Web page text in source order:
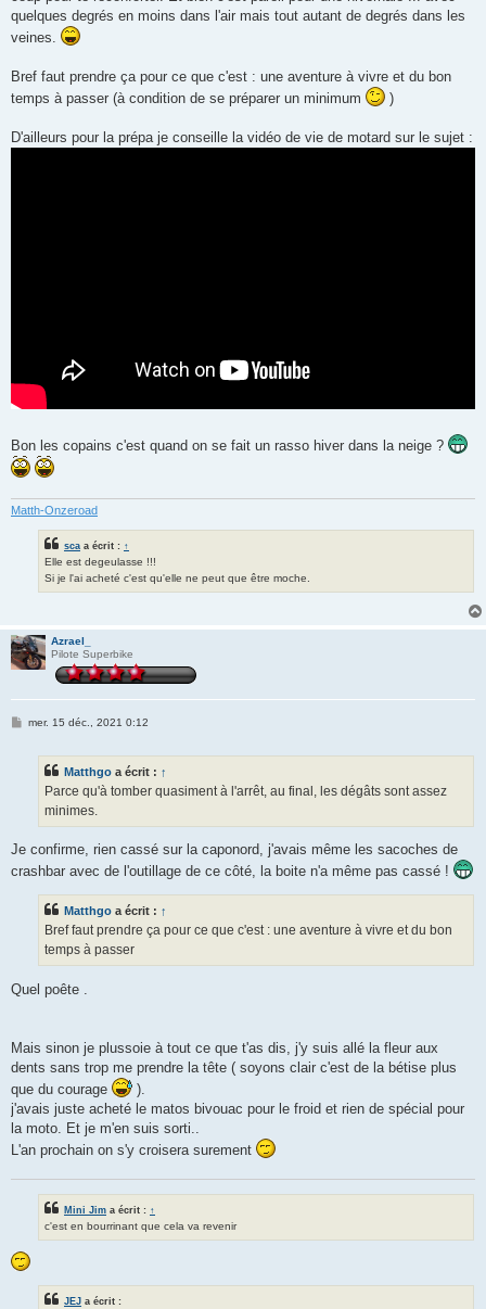
quelques degrés en moins dans l'air mais tout autant de degrés dans les
veines.
Bref faut prendre ça pour ce que c'est : une aventure à vivre et du bon
temps à passer (à condition de se préparer un minimum
)
D'ailleurs pour la prépa je conseille la vidéo de vie de motard sur le sujet :
Bon les copains c'est quand on se fait un rasso hiver dans la neige ?
Matth-Onzeroad
sca a écrit : ↑
Elle est degeulasse !!!
Si je l'ai acheté c'est qu'elle ne peut que être moche.
Azrael_
Pilote Superbike
Mmer. 15 déc., 2021 0:12
Matthgo a écrit : ↑
Parce qu'à tomber quasiment à l'arrêt, au final, les dégâts sont assez
minimes.
Je confirme, rien cassé sur la caponord, j'avais même les sacoches de
crashbar avec de l'outillage de ce côté, la boite n'a même pas cassé !
Matthgo a écrit : ↑
Bref faut prendre ça pour ce que c'est : une aventure à vivre et du bon
temps à passer
Quel poête .
Mais sinon je plussoie à tout ce que t'as dis, j'y suis allé la fleur aux
dents sans trop me prendre la tête ( soyons clair c'est de la bétise plus
que du courage
).
j'avais juste acheté le matos bivouac pour le froid et rien de spécial pour
la moto. Et je m'en suis sorti..
L'an prochain on s'y croisera surement
Mini Jim a écrit : ↑
c'est en bourrinant que cela va revenir
JEJ a écrit :